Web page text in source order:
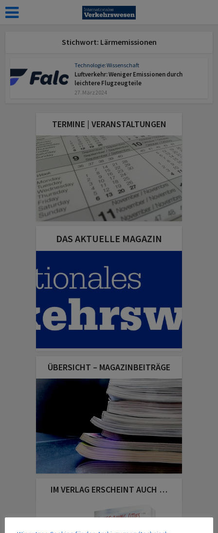
Stichwort: Lärmemissionen
Technologie: Wissenschaft
Luftverkehr: Weniger Emissionen durch
leichtere Flugzeugteile
27. März 2024
TERMINE | VERANSTALTUNGEN
DAS AKTUELLE MAGAZIN
ÜBERSICHT – MAGAZINBEITRÄGE
IM VERLAG ERSCHEINT AUCH …